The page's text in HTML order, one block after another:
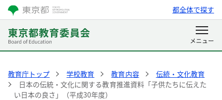
都全体で探す
教育庁トップ 学校教育 教育内容
伝統・文化教育
日本の伝統・文化に関する教育推進資料「子供たちに伝えた
い日本の良さ」（平成30年度）